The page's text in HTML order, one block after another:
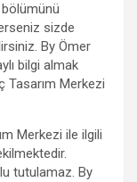
bölümünü
sizde
By Ömer
bilgi almak
Tasarım Merkezi
Merkezi ile ilgili
tutulamaz. By